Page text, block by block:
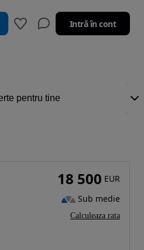
Intră în cont
18 500 EUR
Sub medie
Calculeaza rata